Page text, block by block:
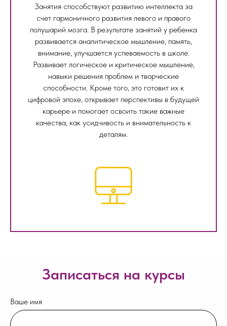
Занятия способствуют развитию интеллекта за
счет гармоничного развития левого и правого
полушарий мозга. В результате занятий у ребенка
развивается аналитическое мышление, память,
внимание, улучшается успеваемость в школе.
Развивает логическое и критическое мышление,
навыки решения проблем и творческие
способности. Кроме того, это готовит их к
цифровой эпохе, открывает перспективы в будущей
карьере и помогает освоить такие важные
качества, как усидчивость и внимательность к
деталям.
Записаться на курсы
Ваше имя